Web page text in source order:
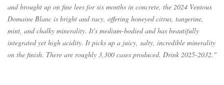
and brought up on fine lees for six months in concrete, the 2024 Ventoux
Domaine Blanc is bright and racy, offering honeyed citrus, tangerine,
mint, and chalky minerality. It's medium-bodied and has beautifully
integrated yet high acidity. It picks up a juicy, salty, incredible minerality
on the finish. There are roughly 3,300 cases produced. Drink 2025-2032."